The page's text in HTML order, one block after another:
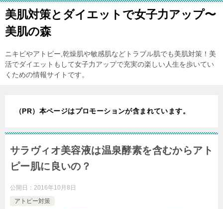
美肌対策とダイエットで女子力アップ〜
美肌の森
ニキビやアトピー,乾燥肌や敏感肌などトラブル肌でも美肌対策！美
活でダイエットもして女子力アップで充実の楽しい人生を歩いてい
くための情報サイトです。
（PR）本ページはプロモーションが含まれています。
サラヴィオ美容液は温泉酵素を含むからアト
ピー肌に良いの？
公開日： 2016年10月8日
アトピー対策